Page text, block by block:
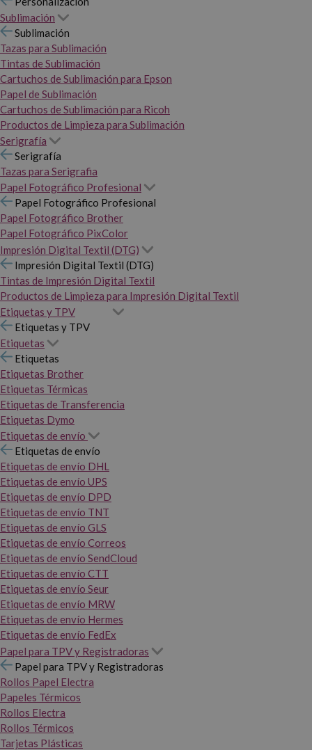
Sublimación
Sublimación
Tazas para Sublimación
Tintas de Sublimación
Cartuchos de Sublimación para Epson
Papel de Sublimación
Cartuchos de Sublimación para Ricoh
Productos de Limpieza para Sublimación
Serigrafía
Serigrafía
Tazas para Serigrafia
Papel Fotográfico Profesional
Papel Fotográfico Profesional
Papel Fotográfico Brother
Papel Fotográfico PixColor
Impresión Digital Textil (DTG)
Impresión Digital Textil (DTG)
Tintas de Impresión Digital Textil
Productos de Limpieza para Impresión Digital Textil
Etiquetas y TPV
Etiquetas y TPV
Etiquetas
Etiquetas
Etiquetas Brother
Etiquetas Térmicas
Etiquetas de Transferencia
Etiquetas Dymo
Etiquetas de envío
Etiquetas de envío
Etiquetas de envío DHL
Etiquetas de envío UPS
Etiquetas de envío DPD
Etiquetas de envío TNT
Etiquetas de envío GLS
Etiquetas de envío Correos
Etiquetas de envío SendCloud
Etiquetas de envío CTT
Etiquetas de envío Seur
Etiquetas de envío MRW
Etiquetas de envío Hermes
Etiquetas de envío FedEx
Papel para TPV y Registradoras
Papel para TPV y Registradoras
Rollos Papel Electra
Papeles Térmicos
Rollos Electra
Rollos Térmicos
Tarjetas Plásticas